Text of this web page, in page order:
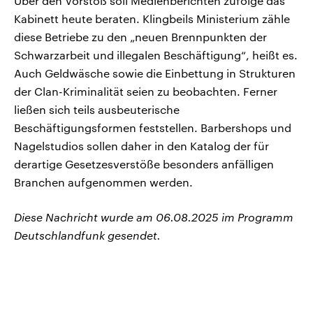
Kabinett heute beraten. Klingbeils Ministerium zähle
diese Betriebe zu den „neuen Brennpunkten der
Schwarzarbeit und illegalen Beschäftigung“, heißt es.
Auch Geldwäsche sowie die Einbettung in Strukturen
der Clan-Kriminalität seien zu beobachten. Ferner
ließen sich teils ausbeuterische
Beschäftigungsformen feststellen. Barbershops und
Nagelstudios sollen daher in den Katalog der für
derartige Gesetzesverstöße besonders anfälligen
Branchen aufgenommen werden.
Diese Nachricht wurde am 06.08.2025 im Programm
Deutschlandfunk gesendet.